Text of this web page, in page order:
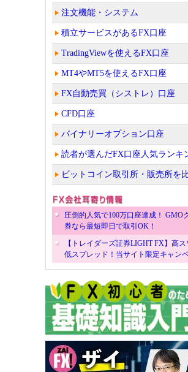
注文機能・システム
積立サービスがあるFX口座
TradingViewを使えるFX口座
MT4やMT5を使えるFX口座
FX自動売買（シストレ）口座
CFD口座
バイナリーオプション口座
読者が選んだFX口座人気ランキ
ビットコイン取引所・販売所を
圧倒的人気で100万口座達成！ GMO
券なら最短即日で取引OK！
【トレイダーズ証券LIGHT FX】高ス
低スプレッド！当サイト限定キャン